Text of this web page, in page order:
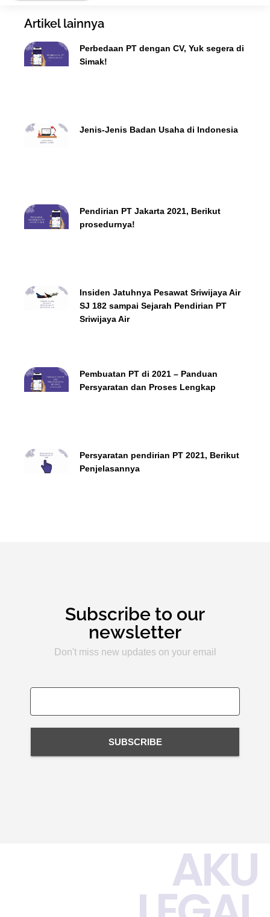
Artikel lainnya
Perbedaan PT dengan CV, Yuk segera di
Simak!
Jenis-Jenis Badan Usaha di Indonesia
Pendirian PT Jakarta 2021, Berikut
prosedurnya!
Insiden Jatuhnya Pesawat Sriwijaya Air
SJ 182 sampai Sejarah Pendirian PT
Sriwijaya Air
Pembuatan PT di 2021 – Panduan
Persyaratan dan Proses Lengkap
Persyaratan pendirian PT 2021, Berikut
Penjelasannya
Subscribe to our
newsletter
Don't miss new updates on your email
SUBSCRIBE
AKU